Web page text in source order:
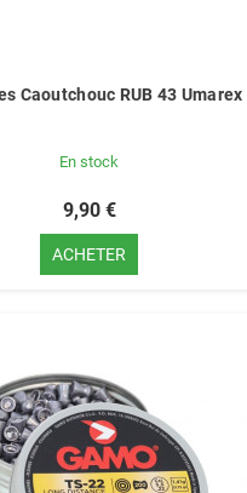
Caoutchouc RUB 43 Umarex
En stock
9,90 €
ACHETER